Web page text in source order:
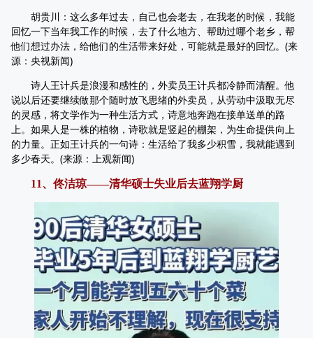
胡贵川：这么多年过去，自己也会老去，在我老的时候，我能
回忆一下当年我工作的时候，去了什么地方、帮助过哪个老乡，帮
他们想过办法，给他们的生活带来好处，可能就是最好的回忆。(来
源：央视新闻)
诗人王计兵是浪漫和感性的，外卖员王计兵都冷静而清醒。他
说以后还要继续做那个随时放飞思绪的外卖员，从劳动中汲取无尽
的灵感，将文学作为一种生活方式，诗意地奔跑在接单送单的路
上。如果人是一株的植物，诗歌就是竖起的棚架，为生命提供向上
的力量。正如王计兵的一句诗：生活给了我多少积雪，我就能遇到
多少春天。(来源：上观新闻)
11、佟洁琼——清华硕士失业后去蓝翔学厨